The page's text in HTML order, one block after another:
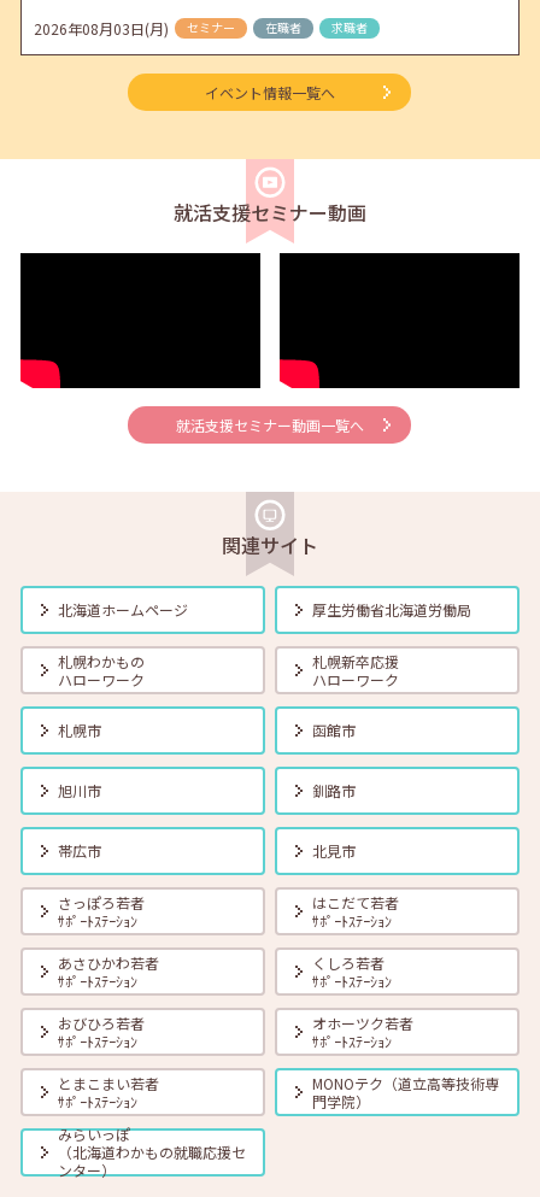
2026年08月03日(月) セミナー 在職者 求職者
【函館・対面】9月4日（金）【未経験可】求人のリアルを知る人事担
当者へのインタビューセミナー 12:50～13:20
【北見・対面】9月16日（水）【未経験可】求人のリアルを知る人事担
当者へのインタビューセミナー 12:40～13:20
2026年08月01日(土) セミナー 在職者 学生 求職者
【オンライン】8月7日（金）こころの健康セルフケア 14:00～14:30
【オンライン】8月13日（木）就職活動のススメ方 14:00～14:30
2026年08月01日(土) セミナー 在職者 学生 求職者
【帯広・対面】8月17日（月）就勝塾 自己分析 ～自分を知って就職活
動～ 14:00～14:40
2026年08月01日(土) セミナー 在職者 学生 求職者
【オンライン】8月18日（火） 転職前に知っておきたい「部下力」ア
ップセミナー～新しい職場で無理なくキャッチアップするためのコミ
ュニケーション術～ 14:00～14:45 定員40名
2026年08月01日(土) 在職者 学生
【函館・対面】8月19日（水）就勝塾 タイプ別「対人ストレス」を減
らす方法 13:30～14:30
2026年08月01日(土) 在職者 学生
【釧路・対面】8月20日（木）就勝塾 いまさら聞けないビジネスマナ
ー 13:30～14:30
2026年08月01日(土) 在職者 学生 求職者
【オンライン】8月20日（木）ビジネスコミュニケーション 報・連・
相 14:00～14:30
イベント情報一覧へ
就活支援セミナー動画
就活支援セミナー動画一覧へ
関連サイト
北海道ホームページ 厚生労働省北海道労働局
札幌わかもの
ハローワーク
札幌新卒応援
ハローワーク
札幌市 函館市
旭川市 釧路市
帯広市 北見市
さっぽろ若者
ｻﾎﾟｰﾄｽﾃｰｼｮﾝ
はこだて若者
ｻﾎﾟｰﾄｽﾃｰｼｮﾝ
あさひかわ若者
ｻﾎﾟｰﾄｽﾃｰｼｮﾝ
くしろ若者
ｻﾎﾟｰﾄｽﾃｰｼｮﾝ
おびひろ若者
ｻﾎﾟｰﾄｽﾃｰｼｮﾝ
オホーツク若者
ｻﾎﾟｰﾄｽﾃｰｼｮﾝ
とまこまい若者
ｻﾎﾟｰﾄｽﾃｰｼｮﾝ
MONOテク（道立高等技術専
門学院）
みらいっぽ
（北海道わかもの就職応援セ
ンター）